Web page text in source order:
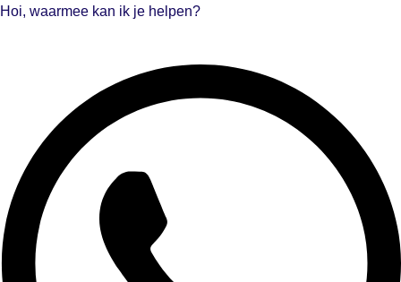
Hoi, waarmee kan ik je helpen?